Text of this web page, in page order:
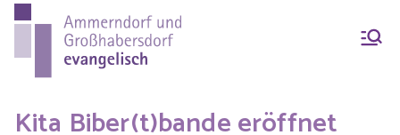
Ammern
Großhabersdorf
Kita Biber(t)bande eröffnet